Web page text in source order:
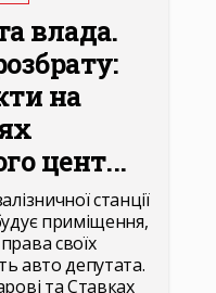
влада.
на
цент...
станції
приміщення,
своїх
авто депутата.
та Ставках